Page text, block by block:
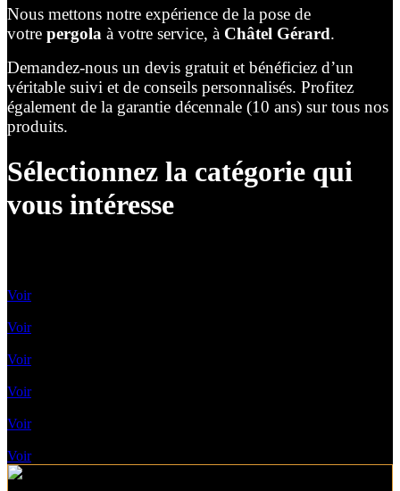
Nous mettons notre expérience de la pose de
votre pergola à votre service, à Châtel Gérard.
Demandez-nous un devis gratuit et bénéficiez d’un
véritable suivi et de conseils personnalisés. Profitez
également de la garantie décennale (10 ans) sur tous nos
produits.
Sélectionnez la catégorie qui
vous intéresse
Voir
Voir
Voir
Voir
Voir
Voir